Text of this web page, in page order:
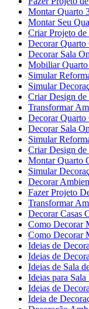
Montar Quarto
Montar Seu
Criar Projeto
Decorar
Decorar Sala
Mobiliar Quarto
Simular
Simular
Criar Design
Transformar
Decorar Quarto
Decorar Sala
Simular
Criar Design
Montar Quarto
Simular
Decorar
Fazer Projeto
Transformar
Decorar Casas
Como Decorar
Como Decorar
Ideias de
Ideias de
Ideias de Sala
Ideias para Sala
Ideias de
Ideia de